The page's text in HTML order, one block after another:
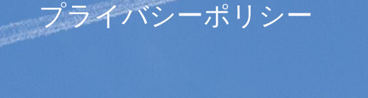
プライバシーポリシー